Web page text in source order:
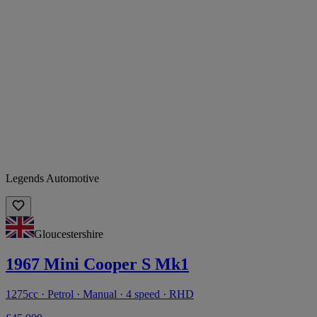
Legends Automotive
Gloucestershire
1967 Mini Cooper S Mk1
1275cc · Petrol · Manual · 4 speed · RHD